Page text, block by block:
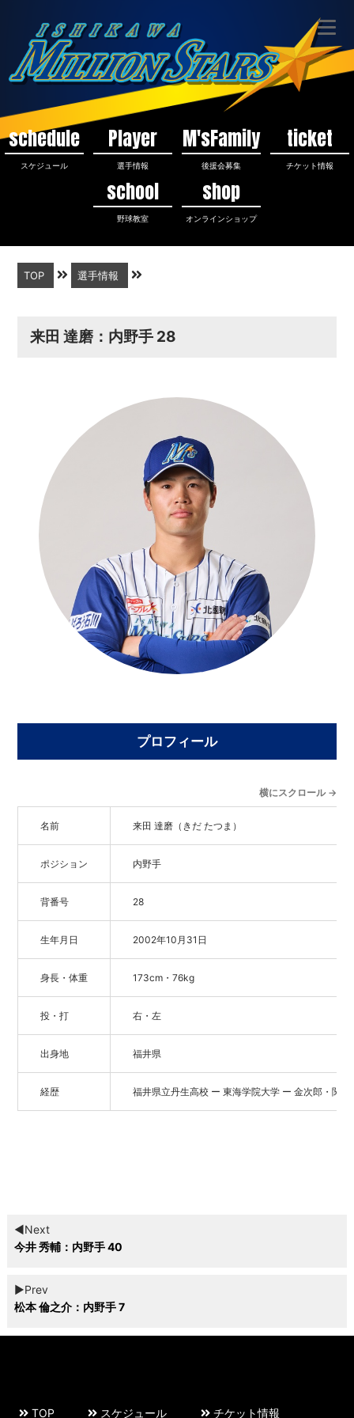
schedule
スケジュール
Player
選手情報
M'sFamily
後援会募集
ticket
チケット情報
school
野球教室
shop
オンラインショップ
TOP 選手情報
来田 達磨：内野手 28
プロフィール
名前 来田 達磨（きだ たつま）
ポジション 内野手
背番号 28
生年月日 2002年10月31日
身長・体重 173cm・76kg
投・打 右・左
出身地 福井県
経歴 福井県立丹生高校 ー 東海学院大学 ー 金次郎・関西
横にスクロール →
◀︎Next
今井 秀輔：内野手 40
▶︎Prev
松本 倫之介：内野手 7
TOP スケジュール チケット情報